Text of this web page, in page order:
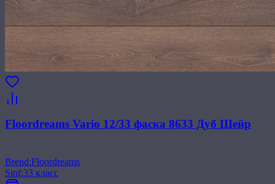
Floordreams Vario 12/33 фаска 8633 Дуб Шейр
Brend:Floordreams
Sinf:33 класс